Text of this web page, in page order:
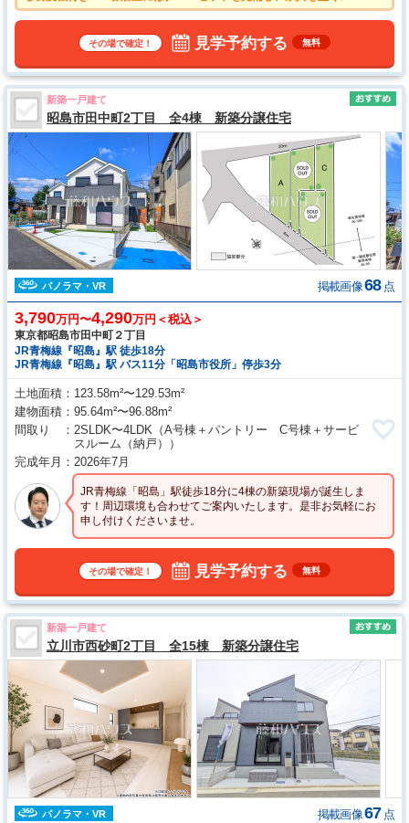
が確保しやすい設計がされております。 ●雨の日の強い味方！浴室換気
スとしても利用可能なカースペース2台可（車種による）
その場で確定！ 見学予約する 無料
新築一戸建て
昭島市田中町2丁目 全4棟 新築分譲住宅
パノラマ・VR 掲載画像68 点
3,790万円〜4,290万円＜税込＞
東京都昭島市田中町２丁目
JR青梅線『昭島』駅 徒歩18分
JR青梅線『昭島』駅 バス11分「昭島市役所」停歩3分
土地面積
123.58m²〜129.53m²
建物面積
95.64m²〜96.88m²
間取り
2SLDK〜4LDK （A号棟＋パントリー C号棟＋サービ
スルーム（納戸））
完成年月
2026年7月
JR青梅線「昭島」駅徒歩18分に4棟の新築現場が誕生しま
す！周辺環境も合わせてご案内いたします。是非お気軽にお
申し付けくださいませ。
その場で確定！ 見学予約する 無料
新築一戸建て
立川市西砂町2丁目 全15棟 新築分譲住宅
パノラマ・VR 掲載画像67 点